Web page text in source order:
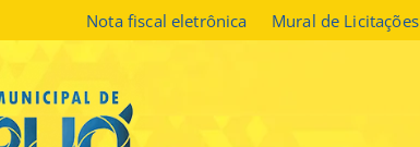
Nota fiscal eletrônica Mural de Licitações